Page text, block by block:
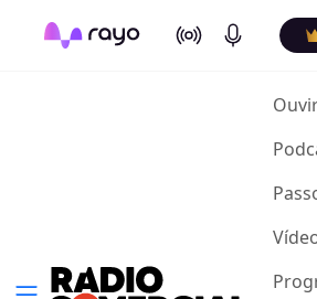
On Air Podcasts